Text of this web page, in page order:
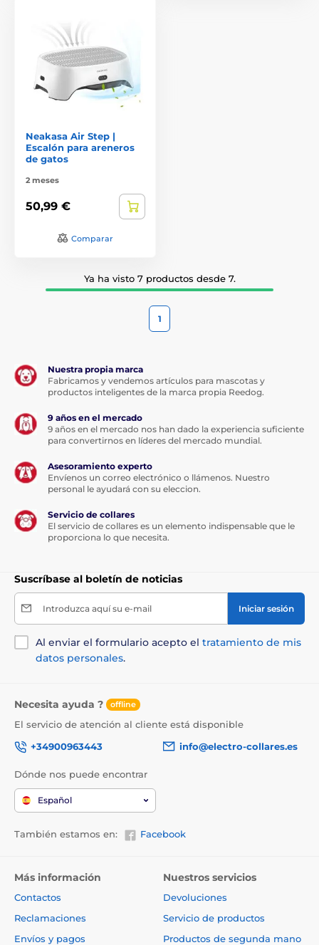
Neakasa Air Step |
Escalón para areneros
de gatos
2 meses
50,99 €
Comparar
Ya ha visto 7 productos desde 7.
1
Nuestra propia marca
Fabricamos y vendemos artículos para mascotas y
productos inteligentes de la marca propia Reedog.
9 años en el mercado
9 años en el mercado nos han dado la experiencia suficiente
para convertirnos en líderes del mercado mundial.
Asesoramiento experto
Envíenos un correo electrónico o llámenos. Nuestro
personal le ayudará con su eleccion.
Servicio de collares
El servicio de collares es un elemento indispensable que le
proporciona lo que necesita.
Suscríbase al boletín de noticias
Introduzca aquí su e-mail Iniciar sesión
Al enviar el formulario acepto el tratamiento de mis
datos personales.
Necesita ayuda ? offline
El servicio de atención al cliente está disponible
+34900963443
info@electro-collares.es
Dónde nos puede encontrar
Español
También estamos en: Facebook
Más información
Contactos
Reclamaciones
Envíos y pagos
Nuestros servicios
Devoluciones
Servicio de productos
Productos de segunda mano